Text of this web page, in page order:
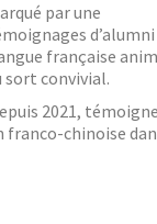
par une
d’alumni
française
sort convivial.
2021,
franco-chinoise